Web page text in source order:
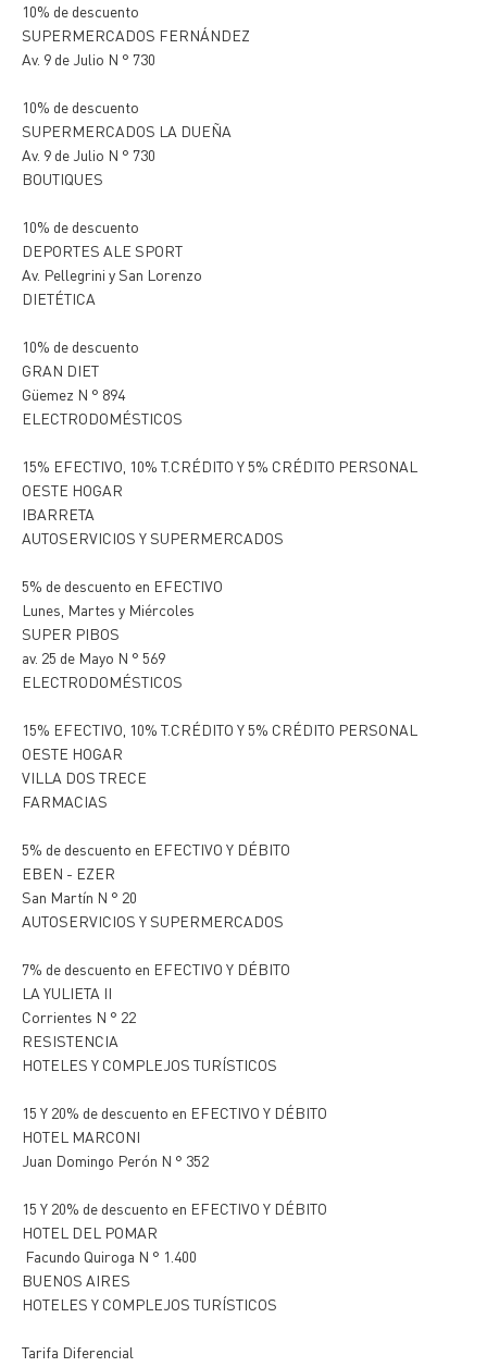
10% de descuento
SUPERMERCADOS FERNÁNDEZ
Av. 9 de Julio N ° 730
10% de descuento
SUPERMERCADOS LA DUEÑA
Av. 9 de Julio N ° 730
BOUTIQUES
10% de descuento
DEPORTES ALE SPORT
Av. Pellegrini y San Lorenzo
DIETÉTICA
10% de descuento
GRAN DIET
Güemez N ° 894
ELECTRODOMÉSTICOS
15% EFECTIVO, 10% T.CRÉDITO Y 5% CRÉDITO PERSONAL
OESTE HOGAR
IBARRETA
AUTOSERVICIOS Y SUPERMERCADOS
5% de descuento en EFECTIVO
Lunes, Martes y Miércoles
SUPER PIBOS
av. 25 de Mayo N ° 569
ELECTRODOMÉSTICOS
15% EFECTIVO, 10% T.CRÉDITO Y 5% CRÉDITO PERSONAL
OESTE HOGAR
VILLA DOS TRECE
FARMACIAS
5% de descuento en EFECTIVO Y DÉBITO
EBEN - EZER
San Martín N ° 20
AUTOSERVICIOS Y SUPERMERCADOS
7% de descuento en EFECTIVO Y DÉBITO
LA YULIETA II
Corrientes N ° 22
RESISTENCIA
HOTELES Y COMPLEJOS TURÍSTICOS
15 Y 20% de descuento en EFECTIVO Y DÉBITO
HOTEL MARCONI
Juan Domingo Perón N ° 352
15 Y 20% de descuento en EFECTIVO Y DÉBITO
HOTEL DEL POMAR
Facundo Quiroga N ° 1.400
BUENOS AIRES
HOTELES Y COMPLEJOS TURÍSTICOS
Tarifa Diferencial